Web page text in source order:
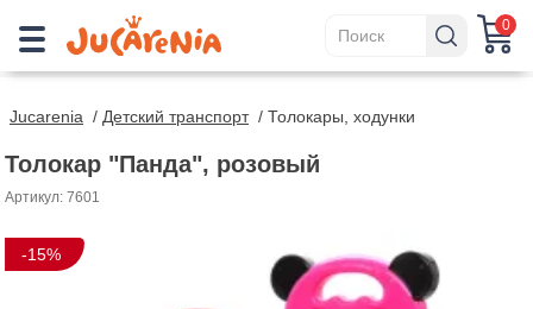
0
Jucarenia / Детский транспорт/ Толокары, ходунки
Толокар "Панда", розовый
Артикул: 7601
-15%